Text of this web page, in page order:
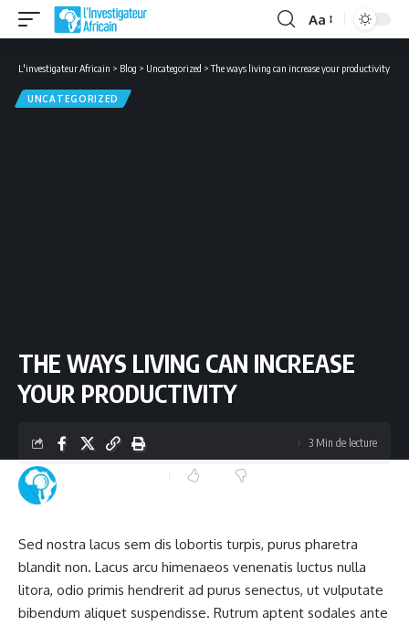
Font
Aa
L'investigateur Africain > Blog > Uncategorized >The ways living can increase your productivity
UNCATEGORIZED
THE WAYS LIVING CAN INCREASE
YOUR PRODUCTIVITY
Dernière mise à jour : octobre 24, 2020 12:00 am
L'investigateur Africain
3 Min de lecture
Sed nostra lacus sem dis lobortis turpis, purus pharetra
blandit non. Lacus arcu himenaeos venenatis luctus nulla
litora, odio primis hendrerit ad purus senectus, ut vulputate
bibendum aliquet suspendisse. Rutrum aptent sodales ante